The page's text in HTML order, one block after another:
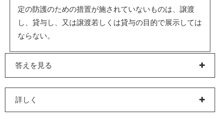
定の防護のための措置が施されていないものは、譲渡
し、貸与し、又は譲渡若しくは貸与の目的で展示しては
ならない。
答えを見る
詳しく